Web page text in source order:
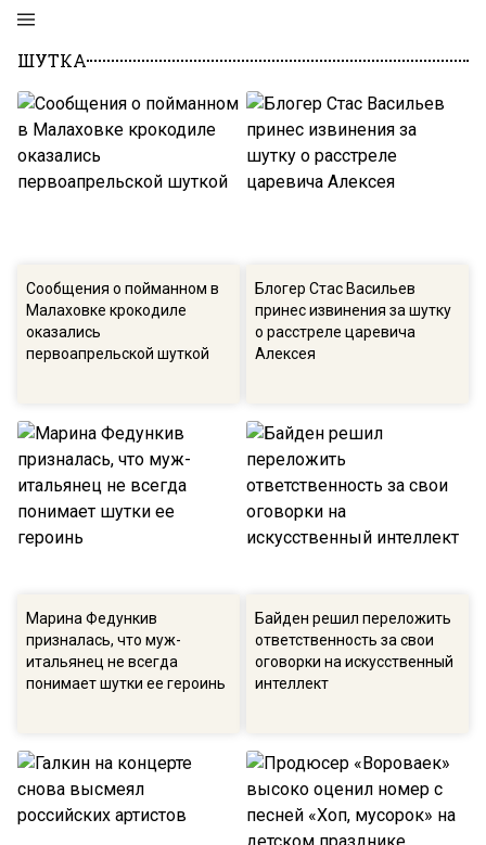
ШУТКА
Сообщения о пойманном в
Малаховке крокодиле
оказались
первоапрельской шуткой
Блогер Стас Васильев
принес извинения за шутку
о расстреле царевича
Алексея
Марина Федункив
призналась, что муж-
итальянец не всегда
понимает шутки ее героинь
Байден решил переложить
ответственность за свои
оговорки на искусственный
интеллект